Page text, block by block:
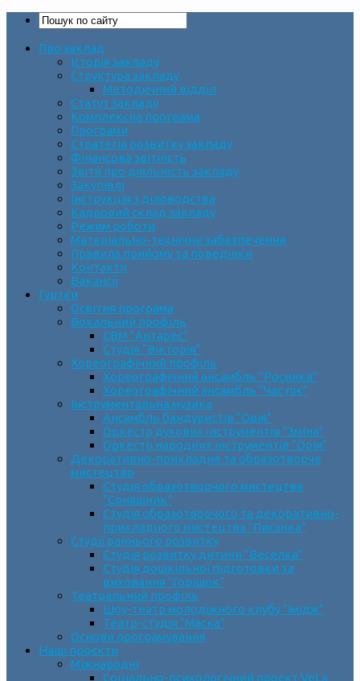
Про заклад
Історія закладу
Структура закладу
Методичний відділ
Статут закладу
Комплексна програма
Програми
Стратегія розвитку закладу
Фінансова звітність
Звіти про діяльність закладу
Закупівлі
Інструкція з діловодства
Кадровий склад закладу
Режим роботи
Матеріально-технічне забезпечення
Правила прийому та поведінки
Контакти
Вакансії
Гуртки
Освітня програма
Вокальний профіль
СВМ “Антарес”
Студія “Вікторія”
Хореографічний профіль
Хореографічний ансамбль “Росинка”
Хореографічний ансамбль “Час пік”
Інструментальна музика
Ансамбль бандуристів “Орія”
Оркестр духових інструментів “Зміна”
Оркестр народних інструментів “Орія”
Декоративно-прикладне та образотворче
мистецтво
Cтудія образотворчого мистецтва
“Соняшник”
Студія образотворчого та декоративно-
прикладного мистецтва “Писанка”
Студії раннього розвитку
Студія розвитку дитини “Веселка”
Студія дошкільної підготовки та
виховання “Горішок”
Театральний профіль
Шоу-театр молодіжного клубу “Імідж”
Театр-студія “Маска”
Основи програмування
Наші проєкти
Міжнародні
Соціально-психологічний проєкт VeLa